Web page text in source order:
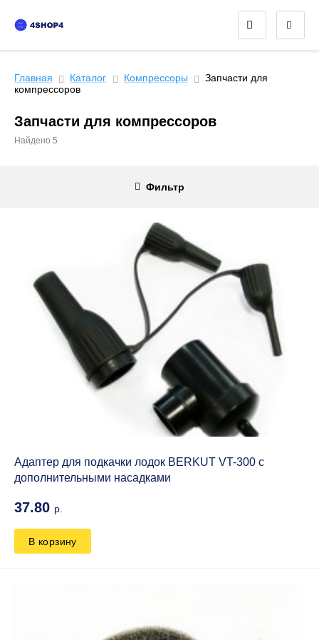
Главная Каталог Компрессоры
Запчасти для
компрессоров
Запчасти для компрессоров
Найдено 5
Фильтр
Адаптер для подкачки лодок BERKUT VT-300 с
дополнительными насадками
37.80 р.
В корзину